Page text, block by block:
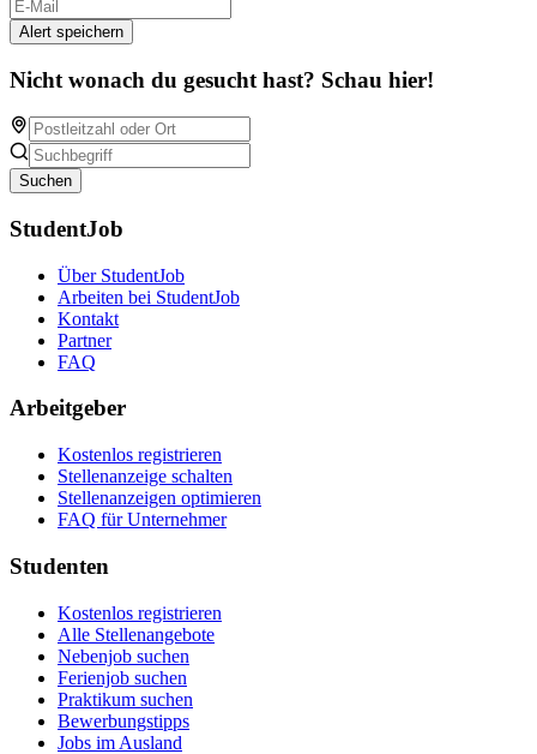
Alert speichern
Nicht wonach du gesucht hast? Schau hier!
Suchen
StudentJob
Über StudentJob
Arbeiten bei StudentJob
Kontakt
Partner
FAQ
Arbeitgeber
Kostenlos registrieren
Stellenanzeige schalten
Stellenanzeigen optimieren
FAQ für Unternehmer
Studenten
Kostenlos registrieren
Alle Stellenangebote
Nebenjob suchen
Ferienjob suchen
Praktikum suchen
Bewerbungstipps
Jobs im Ausland